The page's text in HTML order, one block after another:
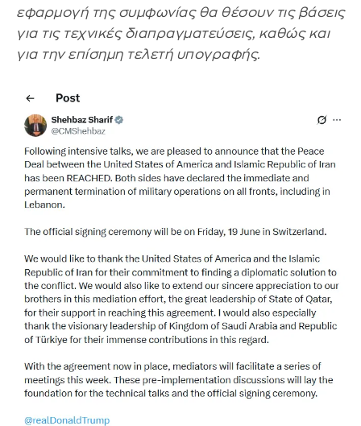
εφαρμογή της συμφωνίας θα θέσουν τις βάσεις
για τις τεχνικές διαπραγματεύσεις, καθώς και
για την επίσημη τελετή υπογραφής.